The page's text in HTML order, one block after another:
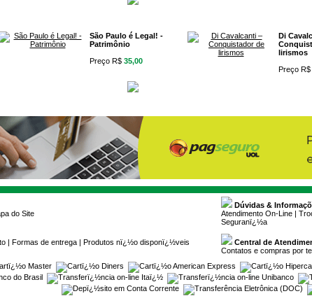
São Paulo é Legal! -
Patrimônio
Preço R$ 35,00
Di
lirismos
Preço R$
do Site
| Formas de entrega | Produtos nï¿½o disponï¿½veis
Dúvidas &
Atendimento On-Line
Seguranï¿½a
Central de
Contatos e compras por